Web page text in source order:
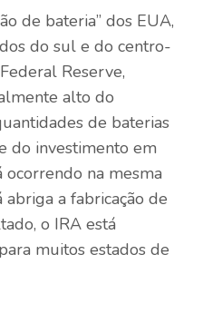
de bateria” dos EUA,
do sul e do centro-
Reserve,
alto do
de baterias
do investimento em
ocorrendo na mesma
a fabricação de
o IRA está
muitos estados de